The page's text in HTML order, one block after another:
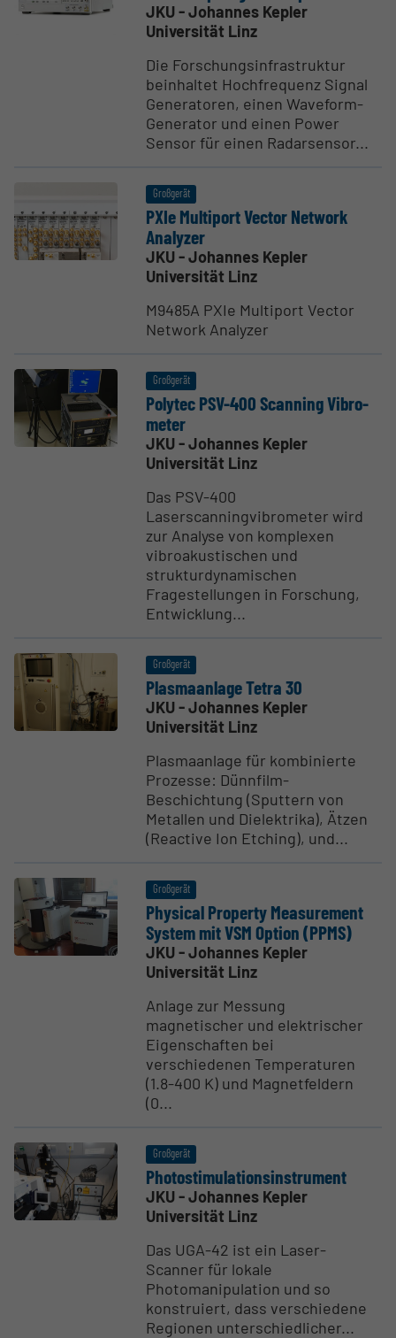
JKU - Johannes Kepler
Universität Linz
Die Forschungsinfrastruktur
beinhaltet Hochfrequenz Signal
Generatoren, einen Waveform-
Generator und einen Power
Sensor für einen Radarsensor...
Großgerät
PXIe Multiport Vector Network
Analyzer
JKU - Johannes Kepler
Universität Linz
M9485A PXIe Multiport Vector
Network Analyzer
Großgerät
Polytec PSV-400 Scanning Vibro­
meter
JKU - Johannes Kepler
Universität Linz
Das PSV-400
Laserscanningvibrometer wird
zur Analyse von komplexen
vibroakustischen und
strukturdynamischen
Fragestellungen in Forschung,
Entwicklung...
Großgerät
Plasma­anlage Tetra 30
JKU - Johannes Kepler
Universität Linz
Plasmaanlage für kombinierte
Prozesse: Dünnfilm-
Beschichtung (Sputtern von
Metallen und Dielektrika), Ätzen
(Reactive Ion Etching), und...
Großgerät
Physical Property Measu­rement
System mit VSM Option (PPMS)
JKU - Johannes Kepler
Universität Linz
Anlage zur Messung
magnetischer und elektrischer
Eigenschaften bei
verschiedenen Temperaturen
(1.8-400 K) und Magnetfeldern
(0...
Großgerät
Photo­sti­mu­la­ti­ons­in­strument
JKU - Johannes Kepler
Universität Linz
Das UGA-42 ist ein Laser-
Scanner für lokale
Photomanipulation und so
konstruiert, dass verschiedene
Regionen unterschiedlicher...